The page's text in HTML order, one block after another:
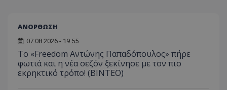
ΑΝΟΡΘΩΣΗ
07.08.2026 - 19:55
Το «Freedom Αντώνης Παπαδόπουλος» πήρε
φωτιά και η νέα σεζόν ξεκίνησε με τον πιο
εκρηκτικό τρόπο! (ΒΙΝΤΕΟ)